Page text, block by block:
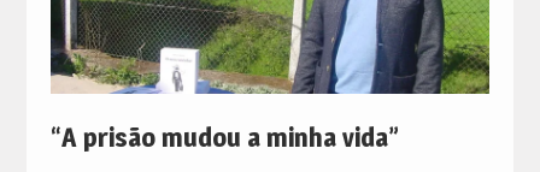
“A prisão mudou a minha vida”